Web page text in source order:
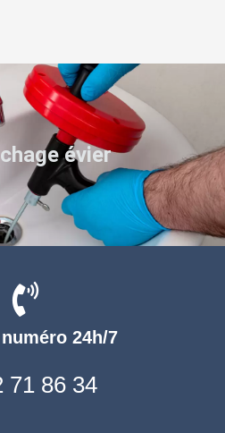
24h/7
71 86 34
évier